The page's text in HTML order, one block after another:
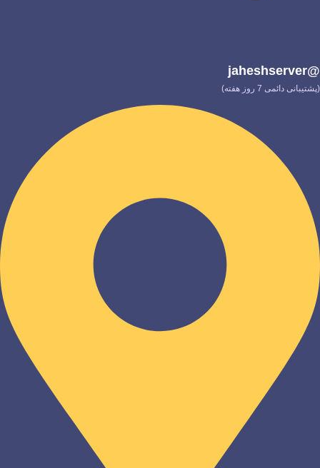
@jaheshserver
(پشتیبانی دائمی 7 روز هفته)